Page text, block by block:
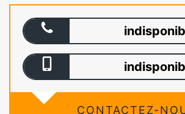
CONTACTEZ-